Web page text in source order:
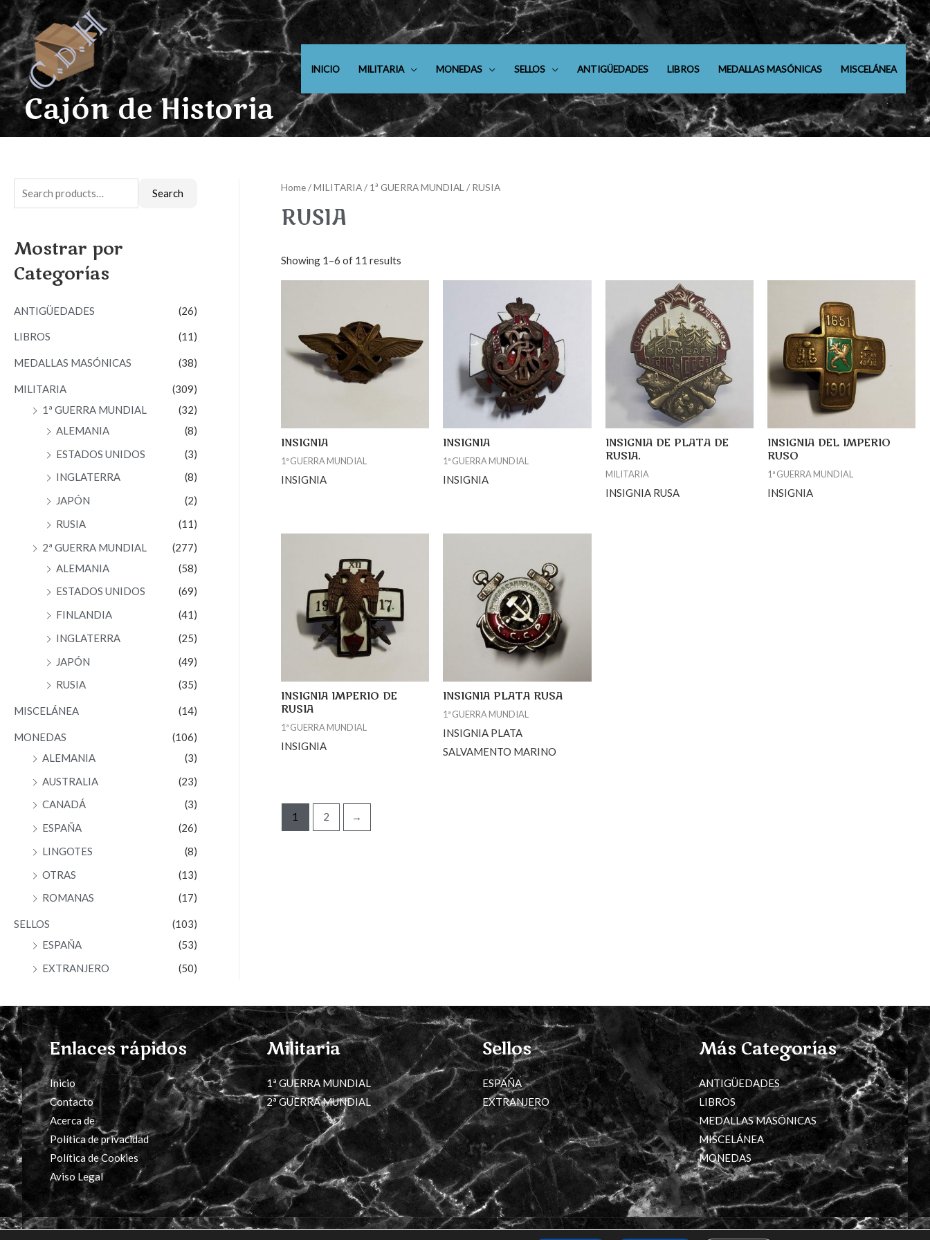
Ir
al
contenido
Cajón de Historia
INICIO MILITARIA MONEDAS SELLOS ANTIGÜEDADES LIBROS MEDALLAS MASÓNICAS MISCELÁNEA
e
r
c
f
o
Search
Mostrar por
Categorías
ANTIGÜEDADES (26)
LIBROS (11)
MEDALLAS MASÓNICAS (38)
MILITARIA
(309)
1ª GUERRA MUNDIAL
(32)
ALEMANIA
(8)
ESTADOS UNIDOS
(3)
INGLATERRA
(8)
JAPÓN
(2)
RUSIA
(11)
2ª GUERRA MUNDIAL
(277)
ALEMANIA
(58)
ESTADOS UNIDOS
(69)
FINLANDIA
(41)
INGLATERRA
(25)
JAPÓN
(49)
RUSIA
(35)
MISCELÁNEA (14)
MONEDAS
(106)
ALEMANIA
(3)
AUSTRALIA
(23)
CANADÁ
(3)
ESPAÑA
(26)
LINGOTES
(8)
OTRAS
(13)
ROMANAS
(17)
SELLOS
(103)
ESPAÑA
(53)
EXTRANJERO
(50)
Home/MILITARIA/ 1ª GUERRA MUNDIAL / RUSIA
RUSIA
Showing 1–6 of 11 results
INSIGNIA
1ª GUERRA MUNDIAL
INSIGNIA
INSIGNIA
1ª GUERRA MUNDIAL
INSIGNIA
INSIGNIA DE PLATA DE
RUSIA.
MILITARIA
INSIGNIA RUSA
INSIGNIA DEL IMPERIO
RUSO
1ª GUERRA MUNDIAL
INSIGNIA
INSIGNIA IMPERIO DE
RUSIA
1ª GUERRA MUNDIAL
INSIGNIA
INSIGNIA PLATA RUSA
1ª GUERRA MUNDIAL
INSIGNIA PLATA
SALVAMENTO MARINO
1 2 →
Enlaces rápidos
Inicio
Contacto
Acerca de
Política de privacidad
Política de Cookies
Aviso Legal
Militaria
1ª GUERRA MUNDIAL
2ª GUERRA MUNDIAL
Sellos
ESPAÑA
EXTRANJERO
Más Categorías
ANTIGÜEDADES
LIBROS
MEDALLAS MASÓNICAS
MISCELÁNEA
MONEDAS